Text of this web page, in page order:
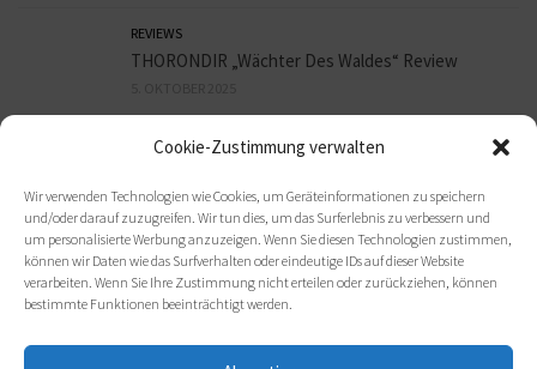
Cookie-Zustimmung verwalten
Wir verwenden Technologien wie Cookies, um Geräteinformationen zu speichern
und/oder darauf zuzugreifen. Wir tun dies, um das Surferlebnis zu verbessern und
um personalisierte Werbung anzuzeigen. Wenn Sie diesen Technologien zustimmen,
können wir Daten wie das Surfverhalten oder eindeutige IDs auf dieser Website
verarbeiten. Wenn Sie Ihre Zustimmung nicht erteilen oder zurückziehen, können
bestimmte Funktionen beeinträchtigt werden.
REVIEWS
THORONDIR „Wächter Des Waldes“ Review
REVIEWS
3. OKTOBER 2025